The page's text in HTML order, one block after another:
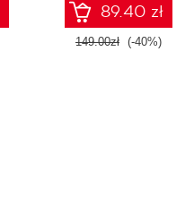
89.40 zł
149.00zł (-40%)